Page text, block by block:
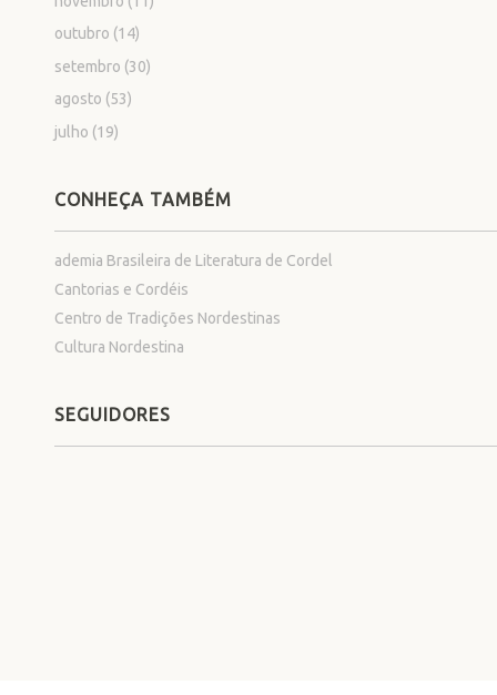
outubro (14)
setembro (30)
agosto (53)
julho (19)
CONHEÇA TAMBÉM
ademia Brasileira de Literatura de Cordel
Cantorias e Cordéis
Centro de Tradições Nordestinas
Cultura Nordestina
SEGUIDORES